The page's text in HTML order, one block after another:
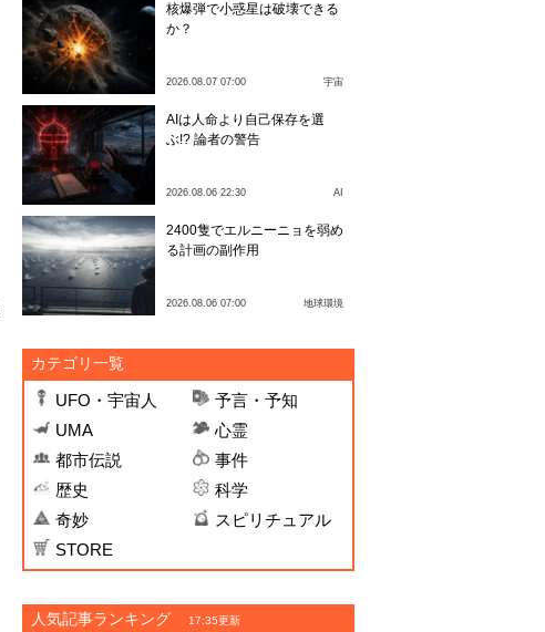
核爆弾で小惑星は破壊できる
か？
2026.08.07 07:00 宇宙
AIは人命より自己保存を選
ぶ!? 論者の警告
2026.08.06 22:30 AI
2400隻でエルニーニョを弱め
る計画の副作用
2026.08.06 07:00 地球環境
カテゴリ一覧
UFO・宇宙人
予言・予知
UMA
心霊
都市伝説
事件
歴史
科学
奇妙
スピリチュアル
STORE
人気記事ランキング 17:35更新